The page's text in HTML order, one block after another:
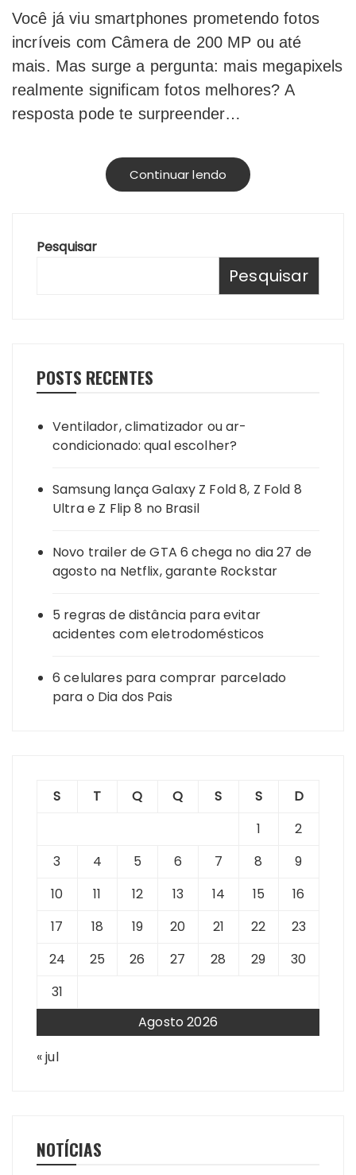
Você já viu smartphones prometendo fotos
incríveis com Câmera de 200 MP ou até
mais. Mas surge a pergunta: mais megapixels
realmente significam fotos melhores? A
resposta pode te surpreender…
Continuar lendo
Pesquisar
Pesquisar
POSTS RECENTES
Ventilador, climatizador ou ar-
condicionado: qual escolher?
Samsung lança Galaxy Z Fold 8, Z Fold 8
Ultra e Z Flip 8 no Brasil
Novo trailer de GTA 6 chega no dia 27 de
agosto na Netflix, garante Rockstar
5 regras de distância para evitar
acidentes com eletrodomésticos
6 celulares para comprar parcelado
para o Dia dos Pais
Agosto 2026
S T Q Q S S
D
1
2
3
4 5 6 7 8
9
10
11 12 13 14 15
16
17
18 19 20 21 22
23
24
25 26 27 28 29
30
31
« jul
NOTÍCIAS